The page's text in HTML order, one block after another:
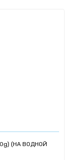
(НА ВОДНОЙ